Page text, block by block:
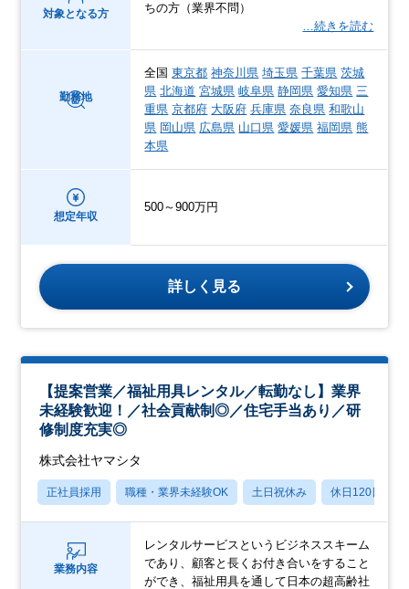
対象となる方
ちの方（業界不問）
…続きを読む
勤務地
全国東京都 神奈川県 埼玉県 千葉県 茨城
県 北海道 宮城県 岐阜県 静岡県 愛知県 三
重県 京都府 大阪府 兵庫県 奈良県 和歌山
県 岡山県 広島県 山口県 愛媛県 福岡県 熊
本県
想定年収
500～900万円
詳しく見る
【提案営業／福祉用具レンタル／転勤なし】業界
未経験歓迎！／社会貢献制◎／住宅手当あり／研
修制度充実◎
株式会社ヤマシタ
正社員採用 職種・業界未経験OK 土日祝休み 休日120日以上
業務内容
レンタルサービスというビジネススキーム
であり、顧客と長くお付き合いをすること
ができ、福祉用具を通して日本の超高齢社